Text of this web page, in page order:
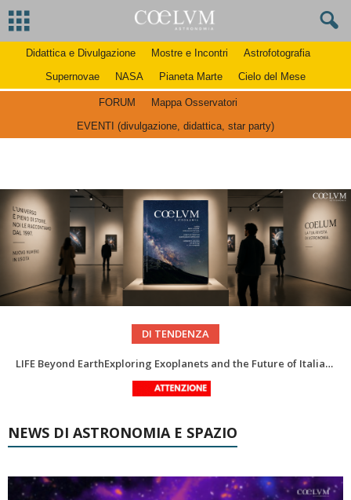
Didattica e Divulgazione Mostre e Incontri
Astrofotografia
Supernovae
NASA Pianeta Marte Cielo del Mese
FORUM
Mappa Osservatori
EVENTI (divulgazione, didattica, star party)
DI TENDENZA
In ricordo di Riccardo Pozzobon geologo dei mondi nascosti
Una volta qualcuno li usava
NEWS DI ASTRONOMIA E SPAZIO